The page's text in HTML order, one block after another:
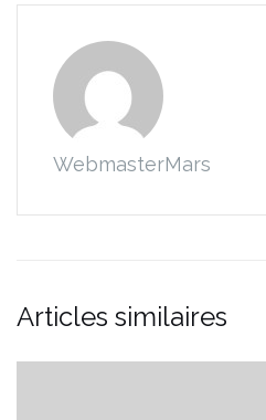
WebmasterMars
Articles similaires